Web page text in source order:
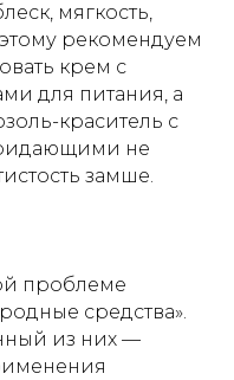
мягкость,
рекомендуем
крем с
для питания, а
краситель с
не
замше.
проблеме
средства».
из них —